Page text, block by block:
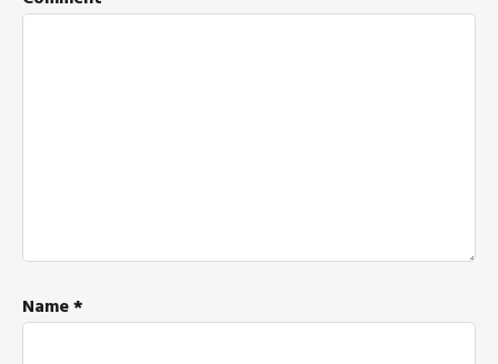
Name*